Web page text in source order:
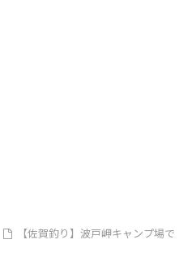
【佐賀釣り】波戸岬キャンプ場で